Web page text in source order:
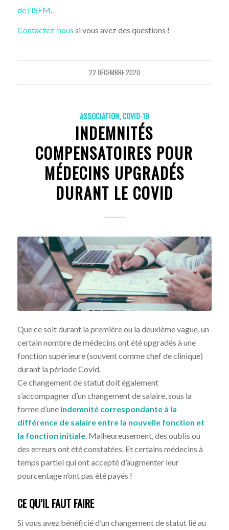
de l’ISFM
Contactez-nous si vous avez des questions !
22 DÉCEMBRE 2020
ASSOCIATION,COVID-19
INDEMNITÉS
COMPENSATOIRES POUR
MÉDECINS UPGRADÉS
DURANT LE COVID
Que ce soit durant la première ou la deuxième vague, un
certain nombre de médecins ont été upgradés à une
fonction supérieure (souvent comme chef de clinique)
durant la période Covid.
Ce changement de statut doit également
s’accompagner d’un changement de salaire, sous la
forme d’une indemnité correspondante à la
différence de salaire entre la nouvelle fonction et
la fonction initiale. Malheureusement, des oublis ou
des erreurs ont été constatées. Et certains médecins à
temps partiel qui ont accepté d’augmenter leur
pourcentage n’ont pas été payés !
CE QU’IL FAUT FAIRE
Si vous avez bénéficié d’un changement de statut lié au